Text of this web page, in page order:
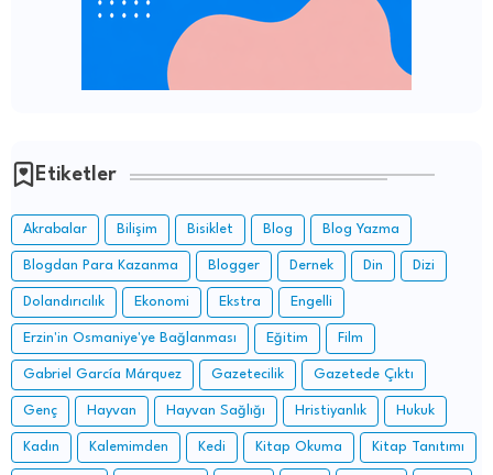
Etiketler
Akrabalar Bilişim Bisiklet Blog Blog Yazma
Blogdan Para Kazanma Blogger Dernek Din Dizi
Dolandırıcılık Ekonomi Ekstra Engelli
Erzin'in Osmaniye'ye Bağlanması Eğitim Film
Gabriel García Márquez Gazetecilik Gazetede Çıktı
Genç Hayvan Hayvan Sağlığı Hristiyanlık Hukuk
Kadın Kalemimden Kedi Kitap Okuma Kitap Tanıtımı